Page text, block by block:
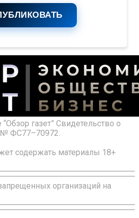
газет” Свидетельство о
ФС77–70972.
содержать материалы 18+
организаций на